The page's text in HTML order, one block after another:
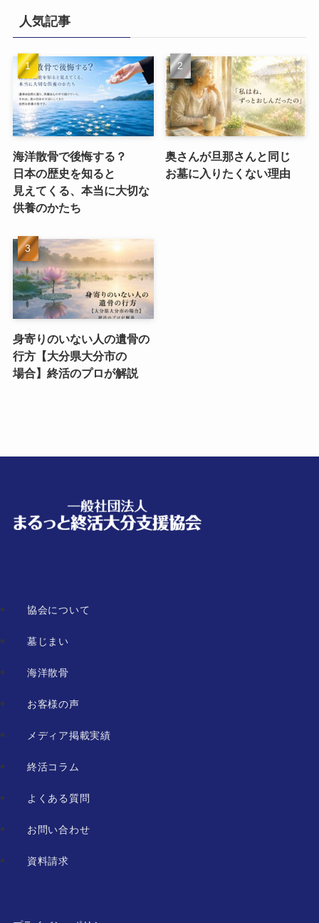
人気記事
海洋散骨で​後悔する？​
日本の​歴史を​知ると​
見えてくる、​本当に​大切な​
供養のかたち
奥さんが​旦那さんと​同じ​
お墓に​入りたくない​理由
身寄りのいない​人の​遺骨の​
行方​【大分県大分市の​
場合】終活の​プロが​解説
協会について
墓じまい
海洋散骨
お客様の声
メディア掲載実績
終活コラム
よくある質問
お問い合わせ
資料請求